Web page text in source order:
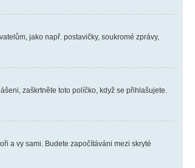
jako např. postavičky, soukromé zprávy,
zaškrtněte toto políčko, když se přihlašujete.
a vy sami. Budete započítáváni mezi skryté